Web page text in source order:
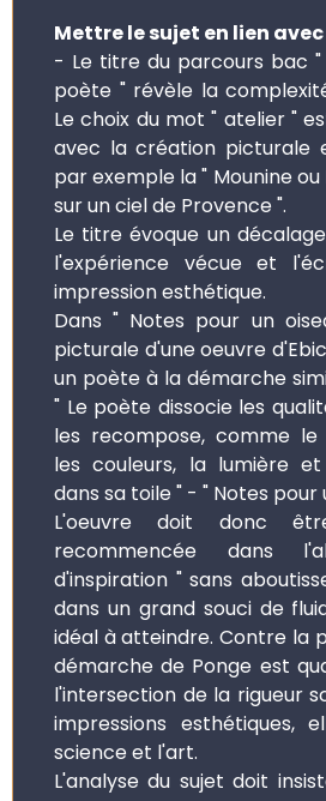
Mettre le sujet en lien
- Le titre du parcours bac "
poète " révèle la
Le choix du mot " atelier "
avec la création picturale
par exemple la " Mounine
sur un ciel de Provence ".
Le titre évoque un
l'expérience vécue et
impression esthétique.
Dans " Notes pour un
picturale d'une oeuvre
un poète à la démarche
" Le poète dissocie les
les recompose, comme le
les couleurs, la lumière
dans sa toile " - " Notes pour
L'oeuvre doit donc
recommencée dans
d'inspiration " sans
dans un grand souci de
idéal à atteindre. Contre la
démarche de Ponge est
l'intersection de la rigueur
impressions esthétiques,
science et l'art.
L'analyse du sujet doit